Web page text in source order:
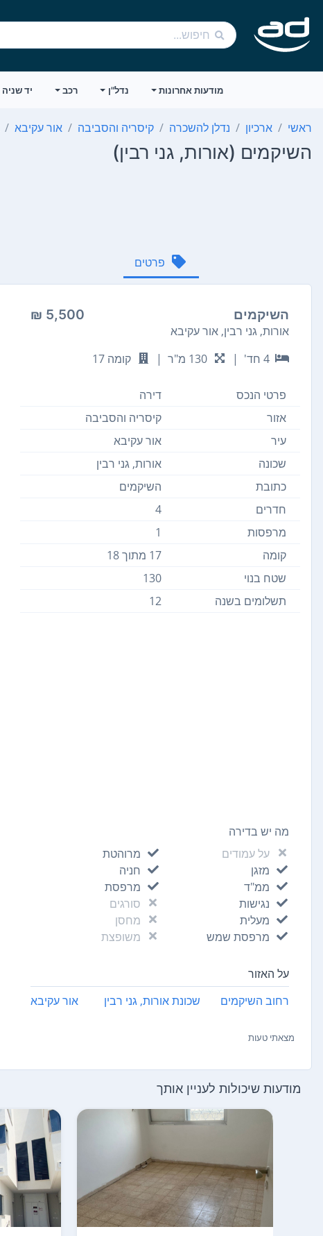
מודעות אחרונות נדל"ן רכב יד שניה
ראשי ארכיון נדלן להשכרה קיסריה והסביבה אור עקיבא
השיקמים (אורות, גני רבין)
פרטים
השיקמים 5,500 ₪
אורות, גני רבין, אור עקיבא
4 חד'
| 130 מ"ר | קומה 17
פרטי הנכס
דירה
אזור
קיסריה והסביבה
עיר
אור עקיבא
שכונה
אורות, גני רבין
כתובת
השיקמים
חדרים
4
מרפסות
1
קומה
17 מתוך 18
שטח בנוי
130
תשלומים בשנה
12
מה יש בדירה
על עמודים
מרוהטת
מזגן
חניה
ממ"ד
מרפסת
נגישות
סורגים
מעלית
מחסן
מרפסת שמש
משופצת
על האזור
רחוב השיקמים שכונת אורות, גני רבין אור עקיבא
מצאתי טעות
מודעות שיכולות לעניין אותך